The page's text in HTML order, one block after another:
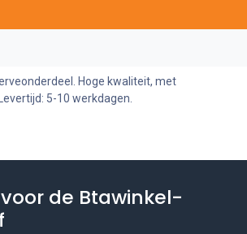
Hoge kwaliteit, met
5-10 werkdagen.
de Btawinkel-